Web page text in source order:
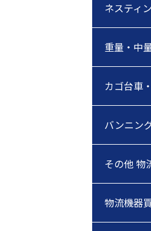
ネスティ
重量・中
カゴ台車
バンニン
その他 物
物流機器